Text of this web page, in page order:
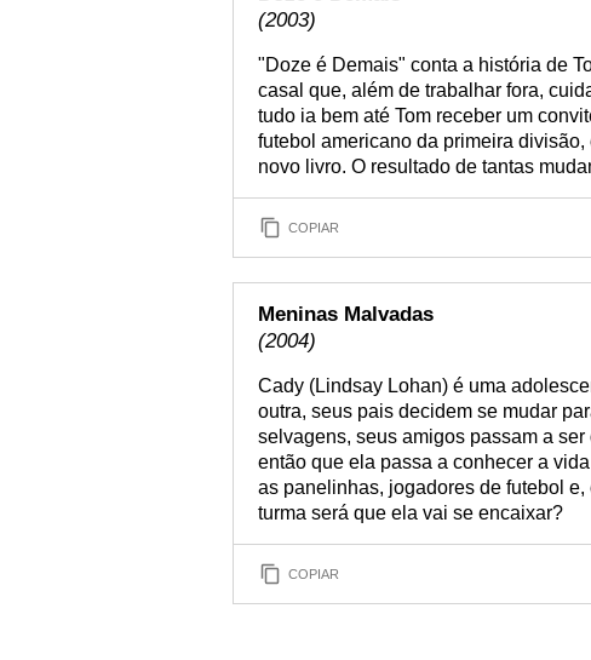
(2003)
"Doze é Demais" conta a história de
casal que, além de trabalhar fora,
tudo ia bem até Tom receber um
futebol americano da primeira
novo livro. O resultado de tantas
COPIAR
Meninas Malvadas
(2004)
Cady (Lindsay Lohan) é uma
outra, seus pais decidem se mudar
selvagens, seus amigos passam a
então que ela passa a conhecer a
as panelinhas, jogadores de futebol
turma será que ela vai se encaixar?
COPIAR